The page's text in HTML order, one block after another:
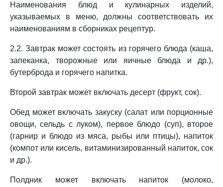
Наименования блюд и кулинарных изделий,
указываемых в меню, должны соответствовать их
наименованиям в сборниках рецептур.
2.2. Завтрак может состоять из горячего блюда (каша,
запеканка, творожные или яичные блюда и др.),
бутерброда и горячего напитка.
Второй завтрак может включать десерт (фрукт, сок).
Обед может включать закуску (салат или порционные
овощи, сельдь с луком), первое блюдо (суп), второе
(гарнир и блюдо из мяса, рыбы или птицы), напиток
(компот или кисель, витаминизированный напиток, сок
и др.).
Полдник может включать напиток (молоко,